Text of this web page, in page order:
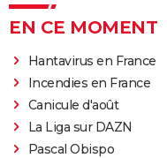
EN CE MOMENT
Hantavirus en France
Incendies en France
Canicule d'août
La Liga sur DAZN
Pascal Obispo